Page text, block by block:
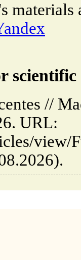
materials
//
URL:
view/